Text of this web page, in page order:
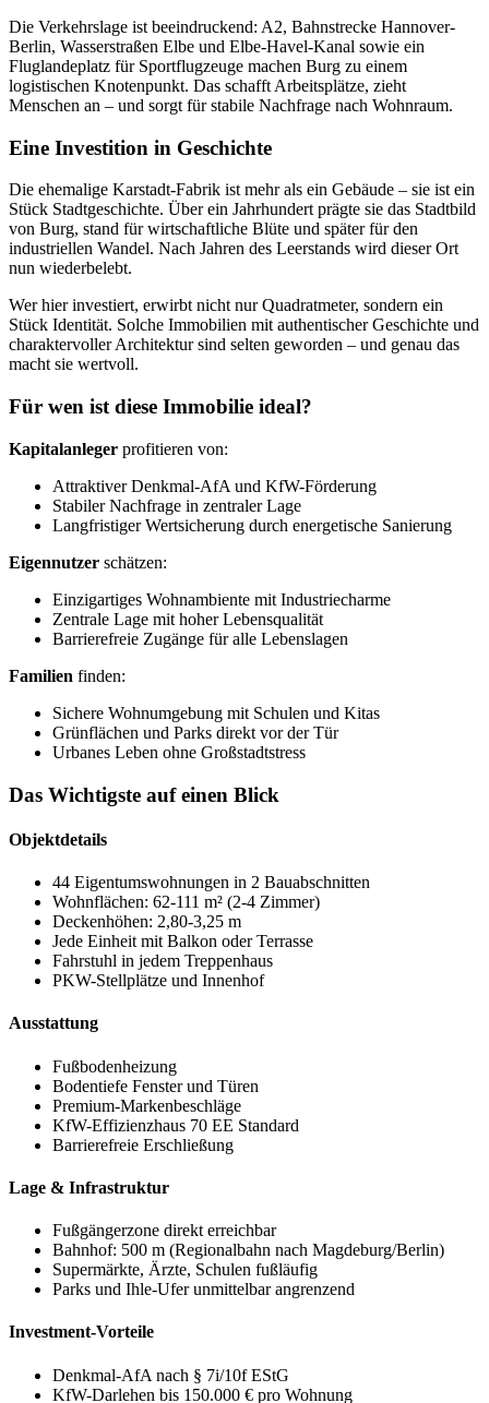
Die Verkehrslage ist beeindruckend: A2, Bahnstrecke Hannover-
Berlin, Wasserstraßen Elbe und Elbe-Havel-Kanal sowie ein
Fluglandeplatz für Sportflugzeuge machen Burg zu einem
logistischen Knotenpunkt. Das schafft Arbeitsplätze, zieht
Menschen an – und sorgt für stabile Nachfrage nach Wohnraum.
Eine Investition in Geschichte
Die ehemalige Karstadt-Fabrik ist mehr als ein Gebäude – sie ist ein
Stück Stadtgeschichte. Über ein Jahrhundert prägte sie das Stadtbild
von Burg, stand für wirtschaftliche Blüte und später für den
industriellen Wandel. Nach Jahren des Leerstands wird dieser Ort
nun wiederbelebt.
Wer hier investiert, erwirbt nicht nur Quadratmeter, sondern ein
Stück Identität. Solche Immobilien mit authentischer Geschichte und
charaktervoller Architektur sind selten geworden – und genau das
macht sie wertvoll.
Für wen ist diese Immobilie ideal?
Kapitalanleger profitieren von:
Attraktiver Denkmal-AfA und KfW-Förderung
Stabiler Nachfrage in zentraler Lage
Langfristiger Wertsicherung durch energetische Sanierung
Eigennutzer schätzen:
Einzigartiges Wohnambiente mit Industriecharme
Zentrale Lage mit hoher Lebensqualität
Barrierefreie Zugänge für alle Lebenslagen
Familien finden:
Sichere Wohnumgebung mit Schulen und Kitas
Grünflächen und Parks direkt vor der Tür
Urbanes Leben ohne Großstadtstress
Das Wichtigste auf einen Blick
Objektdetails
44 Eigentumswohnungen in 2 Bauabschnitten
Wohnflächen: 62-111 m² (2-4 Zimmer)
Deckenhöhen: 2,80-3,25 m
Jede Einheit mit Balkon oder Terrasse
Fahrstuhl in jedem Treppenhaus
PKW-Stellplätze und Innenhof
Ausstattung
Fußbodenheizung
Bodentiefe Fenster und Türen
Premium-Markenbeschläge
KfW-Effizienzhaus 70 EE Standard
Barrierefreie Erschließung
Lage & Infrastruktur
Fußgängerzone direkt erreichbar
Bahnhof: 500 m (Regionalbahn nach Magdeburg/Berlin)
Supermärkte, Ärzte, Schulen fußläufig
Parks und Ihle-Ufer unmittelbar angrenzend
Investment-Vorteile
Denkmal-AfA nach § 7i/10f EStG
KfW-Darlehen bis 150.000 € pro Wohnung